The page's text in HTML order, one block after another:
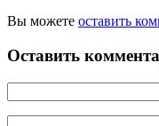
Вы можете оставить
Оставить